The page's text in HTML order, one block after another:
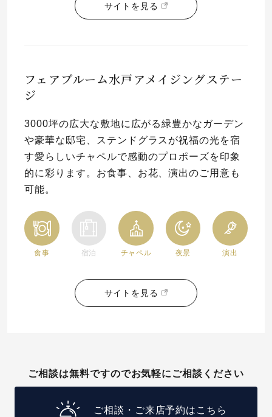
サイトを見る
フェアブルーム水戸アメイジングステー
ジ
3000坪の広大な敷地に広がる緑豊かなガーデン
や豪華な邸宅、ステンドグラスが祝福の光を宿
す愛らしいチャペルで感動のプロポーズを印象
的に彩ります。お食事、お花、演出のご用意も
可能。
食事 宿泊 チャペル 夜景 演出
サイトを見る
ご相談は無料ですのでお気軽にご相談ください
ご相談・ご来店予約はこちら